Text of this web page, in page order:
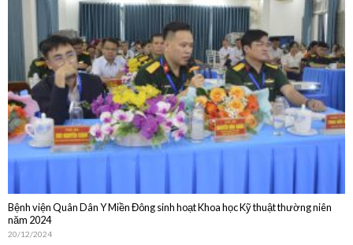
Bệnh viện Quân Dân Y Miền Đông sinh hoạt Khoa học Kỹ thuật lần I năm 2025
01/04/2025